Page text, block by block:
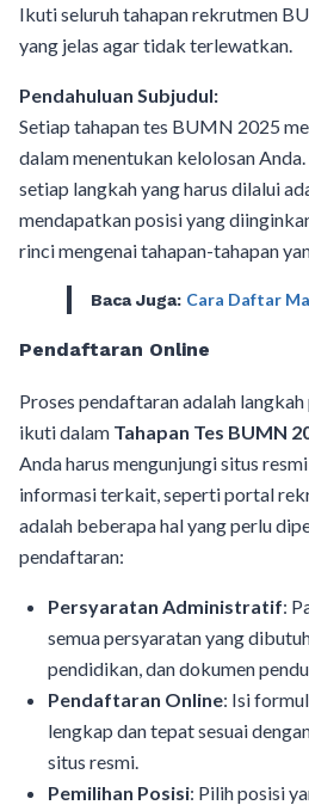
Ikuti seluruh tahapan rekrutmen
yang jelas agar tidak terlewatkan.
Pendahuluan Subjudul:
Setiap tahapan tes BUMN 2025
dalam menentukan kelolosan
setiap langkah yang harus dilalui
mendapatkan posisi yang
rinci mengenai tahapan-tahapan
Baca Juga: Cara Daftar
Pendaftaran Online
Proses pendaftaran adalah
ikuti dalam Tahapan Tes BUMN
Anda harus mengunjungi situs
informasi terkait, seperti portal
adalah beberapa hal yang perlu
pendaftaran:
Persyaratan Administratif:
semua persyaratan yang
pendidikan, dan dokumen
Pendaftaran Online: Isi
lengkap dan tepat sesuai
situs resmi.
Pemilihan Posisi: Pilih posisi